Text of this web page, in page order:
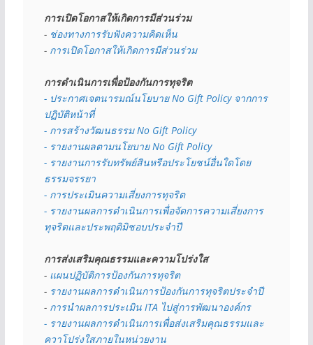
การเปิดโอกาสให้เกิดการมีส่วนร่วม
- ช่องทางการรับฟังความคิดเห็น
- การเปิดโอกาสให้เกิดการมีส่วนร่วม
การดำเนินการเพื่อป้องกันการทุจริต
- ประกาศเจตนารมณ์นโยบาย No Gift Policy จากการ
ปฏิบัติหน้าที่
- การสร้างวัฒนธรรม No Gift Policy
- รายงานผลตามนโยบาย No Gift Policy
- รายงานการรับทรัพย์สินหรือประโยชน์อื่นใดโดย
ธรรมจรรยา
- การประเมินความเสี่ยงการทุจริต
- รายงานผลการดำเนินการเพื่อจัดการความเสี่ยงการ
ทุจริตและประพฤติมิชอบประจำปี
การส่งเสริมคุณธรรมและความโปร่งใส
- แผนปฏิบัติการป้องกันการทุจริต
- รายงานผลการดำเนินการป้องกันการทุจริตประจำปี
- การนำผลการประเมิน ITA ไปสู่การพัฒนาองค์กร
- รายงานผลการดำเนินการเพื่อส่งเสริมคุณธรรมและ
ควาโปร่งใสภายในหน่วยงาน